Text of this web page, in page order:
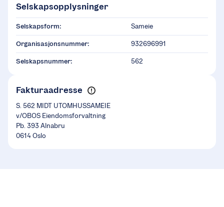
Selskapsopplysninger
Selskapsform: Sameie
Organisasjonsnummer: 932696991
Selskapsnummer: 562
Fakturaadresse
S. 562 MIDT UTOMHUSSAMEIE
v/OBOS Eiendomsforvaltning
Pb. 393 Alnabru
0614 Oslo